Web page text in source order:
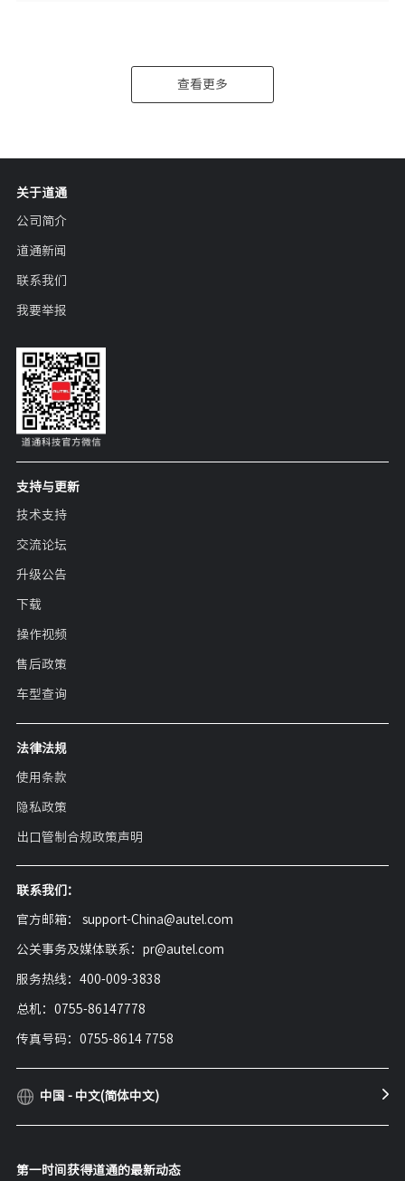
查看更多
关于道通
公司简介
道通新闻
联系我们
我要举报
支持与更新
技术支持
交流论坛
升级公告
下载
操作视频
售后政策
车型查询
法律法规
使用条款
隐私政策
出口管制合规政策声明
联系我们：
官方邮箱： support-China@autel.com
公关事务及媒体联系：pr@autel.com
服务热线：400-009-3838
总机：0755-86147778
传真号码：0755-8614 7758
中国 - 中文(简体中文)
第一时间获得道通的最新动态